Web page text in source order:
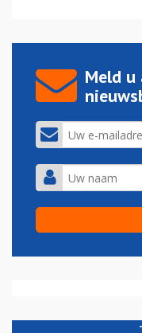
Meld u